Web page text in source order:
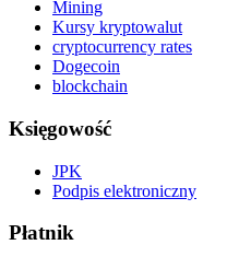
Mining
Kursy kryptowalut
cryptocurrency rates
Dogecoin
blockchain
Księgowość
JPK
Podpis elektroniczny
Płatnik